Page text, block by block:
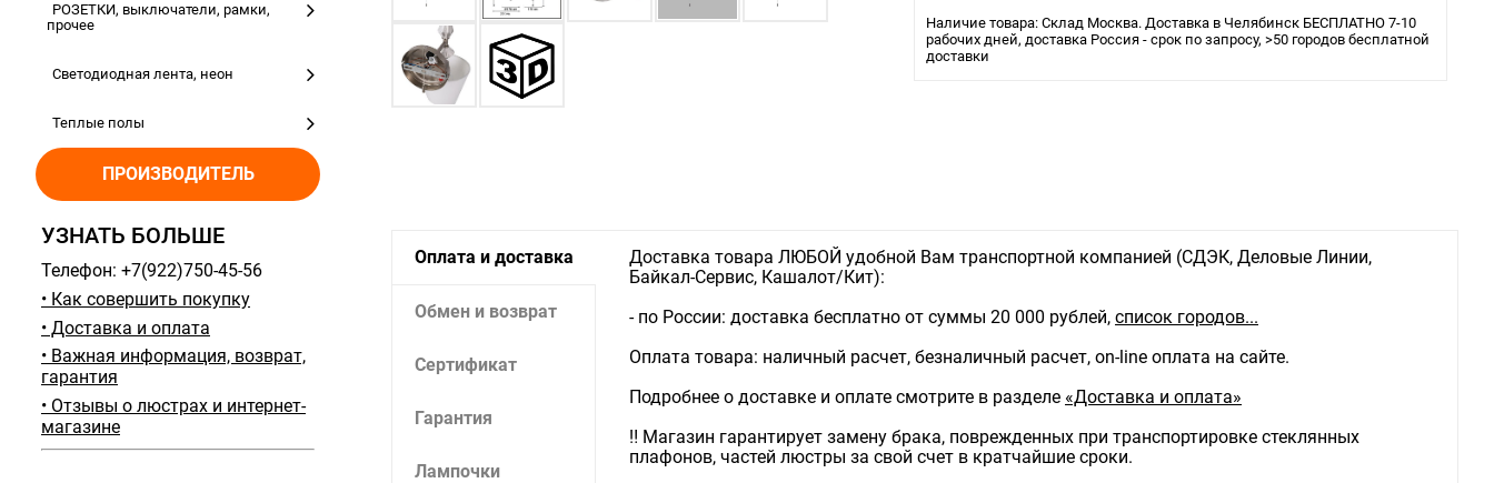
РОЗЕТКИ, выключатели, рамки,
прочее
Светодиодная лента, неон
Теплые полы
ПРОИЗВОДИТЕЛЬ
УЗНАТЬ БОЛЬШЕ
Телефон: +7(922)750-45-56
• Как совершить покупку
• Доставка и оплата
• Важная информация, возврат,
гарантия
• Отзывы о люстрах и интернет-
магазине
Общая мощность, Вт: 40
Напряжение: 220V
Наличие товара: Склад Москва. Доставка в Челябинск БЕСПЛАТНО 7-10
рабочих дней, доставка Россия - срок по запросу, >50 городов бесплатной
доставки
Оплата и доставка
Обмен и возврат
Сертификат
Гарантия
Лампочки
Доставка товара ЛЮБОЙ удобной Вам транспортной компанией (СДЭК, Деловые Линии,
Байкал-Сервис, Кашалот/Кит):
- по России: доставка бесплатно от суммы 20 000 рублей, список городов...
Оплата товара: наличный расчет, безналичный расчет, on-line оплата на сайте.
Подробнее о доставке и оплате смотрите в разделе «Доставка и оплата»
‼️ Магазин гарантирует замену брака, поврежденных при транспортировке стеклянных
плафонов, частей люстры за свой счет в кратчайшие сроки.